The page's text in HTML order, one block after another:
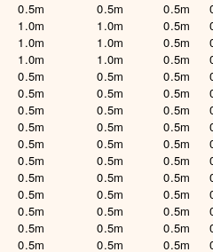
0.5m
1.0m
1.0m
1.0m
0.5m
0.5m
0.5m
0.5m
0.5m
0.5m
0.5m
0.5m
0.5m
0.5m
0.5m
0.5m
1.0m
1.0m
1.0m
0.5m
0.5m
0.5m
0.5m
0.5m
0.5m
0.5m
0.5m
0.5m
0.5m
0.5m
0.5m
0.5m
0.5m
0.5m
0.5m
0.5m
0.5m
0.5m
0.5m
0.5m
0.5m
0.5m
0.5m
0.5m
0.5m